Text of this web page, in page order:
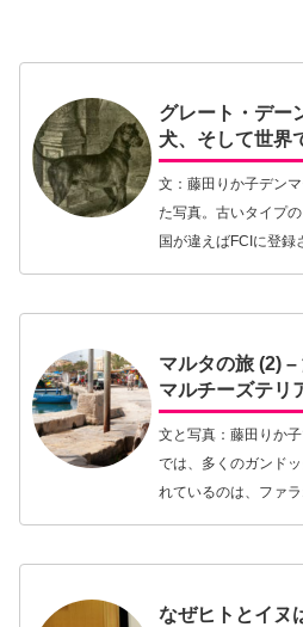
グレート・デー
犬、そして世界
文：藤田りか子デン
た写真。古いタイプ
国が違えばFCIに登録
していると思ってい
マルタの旅 (2)
マルチーズテリ
文と写真：藤田りか
では、多くのガンド
れているのは、ファ
イギリス系のガンド
なぜヒトとイヌ